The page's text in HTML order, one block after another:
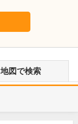
地図で検索